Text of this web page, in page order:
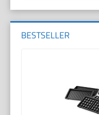
BESTSELLER